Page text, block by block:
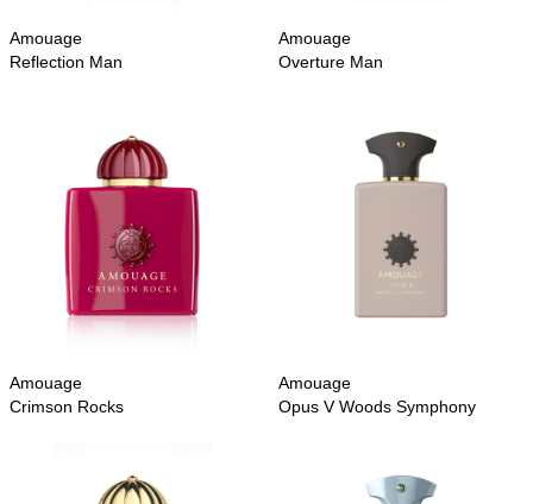
Amouage
Reflection Man
Amouage
Overture Man
Amouage
Crimson Rocks
Amouage
Opus V Woods Symphony